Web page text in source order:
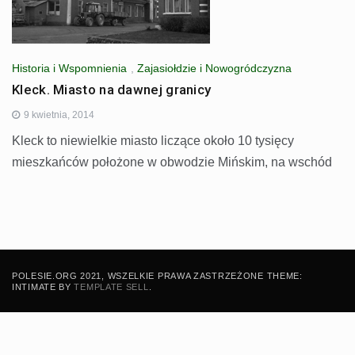
Historia i Wspomnienia , Zajasiołdzie i Nowogródczyzna
Kleck. Miasto na dawnej granicy
9 kwietnia, 2014
Kleck to niewielkie miasto liczące około 10 tysięcy
mieszkańców położone w obwodzie Mińskim, na wschód
POLESIE.ORG 2021, WSZELKIE PRAWA ZASTRZEŻONE THEME:
INTIMATE BYTEMPLATE SELL.